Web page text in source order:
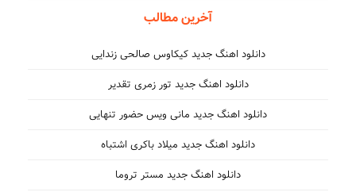
آخرین مطالب
دانلود اهنگ جدید کیکاوس صالحی زندایی
دانلود اهنگ جدید تور زمری تقدیر
دانلود اهنگ جدید مانی ویس حضور تنهایی
دانلود اهنگ جدید میلاد باکری اشتباه
دانلود اهنگ جدید مستر تروما